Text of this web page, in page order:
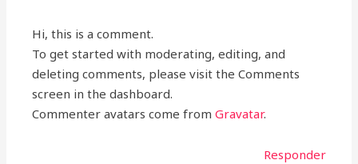
Hi, this is a comment.
To get started with moderating, editing, and
deleting comments, please visit the Comments
screen in the dashboard.
Commenter avatars come fromGravatar.
Responder